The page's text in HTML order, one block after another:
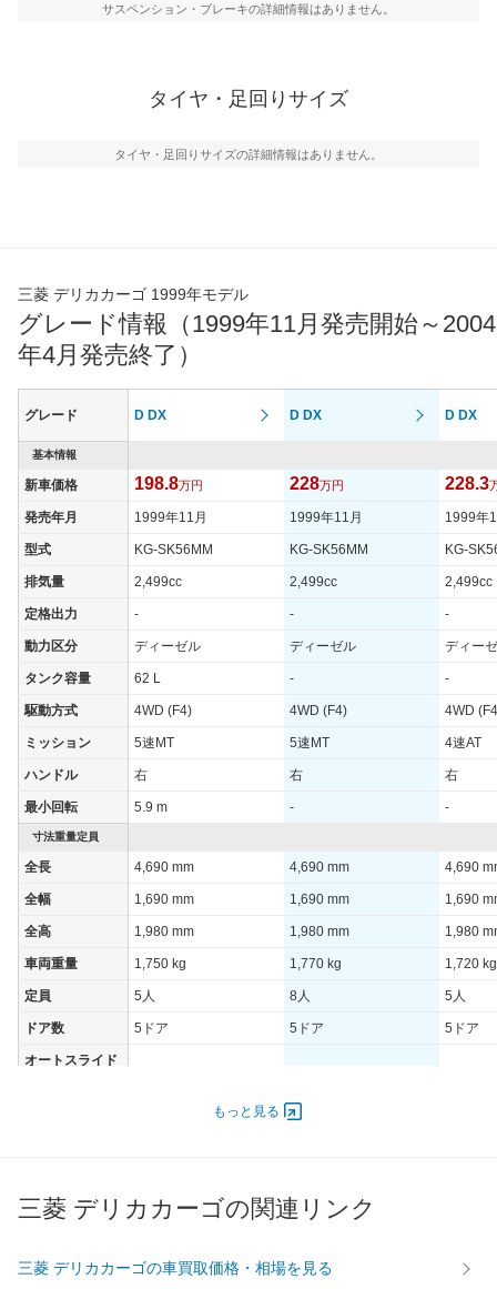
サスペンション・ブレーキの詳細情報はありません。
タイヤ・足回りサイズ
タイヤ・足回りサイズの詳細情報はありません。
三菱 デリカカーゴ 1999年モデル
グレード情報（1999年11月発売開始～2004
年4月発売終了）
グレード D DX D DX D DX
基本情報
新車価格 198.8万円 228万円 228.3
発売年月 1999年11月 1999年11月 1999年
型式 KG-SK56MM KG-SK56MM KG-
排気量 2,499cc 2,499cc 2,499cc
定格出力 - - -
動力区分 ディーゼル ディーゼル ディー
タンク容量 62 L - -
駆動方式 4WD (F4) 4WD (F4) 4WD
ミッション 5速MT 5速MT 4速AT
ハンドル 右 右 右
最小回転 5.9 m - -
寸法重量定員
全長 4,690 mm 4,690 mm 4,690
全幅 1,690 mm 1,690 mm 1,690
全高 1,980 mm 1,980 mm 1,980
車両重量 1,750 kg 1,770 kg 1,720 kg
定員 5人 8人 5人
ドア数 5ドア 5ドア 5ドア
オートスライド
過給機 - -
前輪サイズ 195/80R15 -
もっと見る
三菱 デリカカーゴの関連リンク
三菱 デリカカーゴの車買取価格・相場を見る